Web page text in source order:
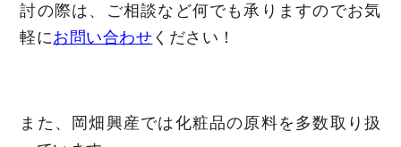
討の際は、ご相談など何でも承りますのでお気
軽にお問い合わせ ください！
また、岡畑興産では化粧品の原料を多数取り扱